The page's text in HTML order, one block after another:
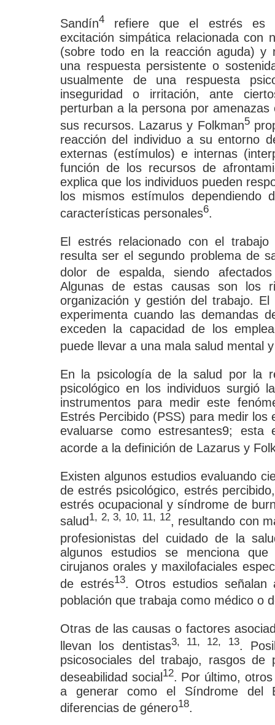
Sandín4 refiere que el estrés es
excitación simpática relacionada con
(sobre todo en la reacción aguda) y
una respuesta persistente o
usualmente de una respuesta
inseguridad o irritación, ante
perturban a la persona por
sus recursos. Lazarus y Folkman5
reacción del individuo a su entorno
externas (estímulos) e internas
función de los recursos de
explica que los individuos pueden
los mismos estímulos dependiendo
características personales6.
El estrés relacionado con el
resulta ser el segundo problema de
dolor de espalda, siendo
Algunas de estas causas son los
organización y gestión del trabajo.
experimenta cuando las demandas
exceden la capacidad de los
puede llevar a una mala salud mental
En la psicología de la salud por la
psicológico en los individuos surgió
instrumentos para medir este
Estrés Percibido (PSS) para medir los
evaluarse como estresantes9;
acorde a la definición de Lazarus y
Existen algunos estudios evaluando
de estrés psicológico, estrés
estrés ocupacional y síndrome de
salud 1, 2, 3, 10, 11, 12, resultando con
profesionistas del cuidado de la
algunos estudios se menciona
cirujanos orales y maxilofaciales
de estrés13. Otros estudios
población que trabaja como médico o
Otras de las causas o factores
llevan los dentistas3, 11, 12, 13.
psicosociales del trabajo, rasgos de
deseabilidad social12. Por último,
a generar como el Síndrome del
diferencias de género18.